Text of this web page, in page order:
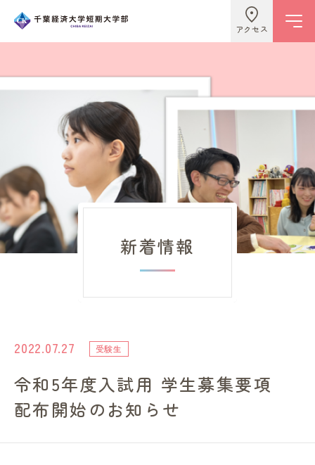
アクセス
学校情報
ビジネスライフ学科
こども学科
キャンパスライフ
進路・就職情報
レンガ棟について
新着情報
2022.07.27 受験生
令和5年度入試用 学生募集要項
配布開始のお知らせ